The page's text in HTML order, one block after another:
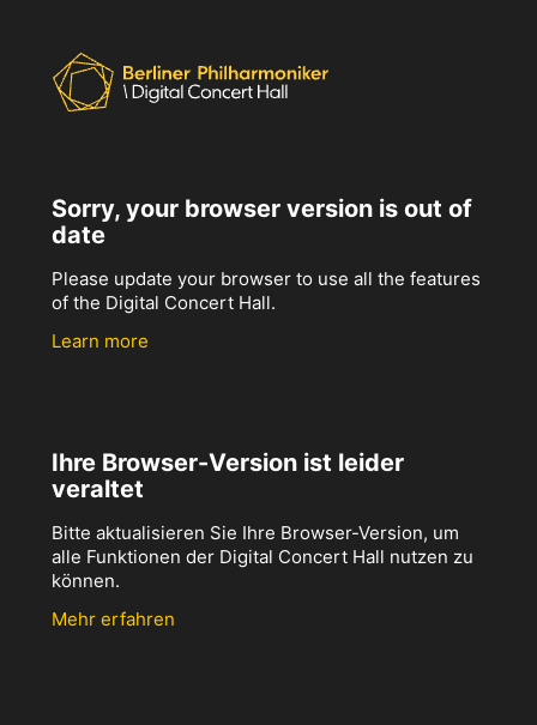
Sorry, your browser version is out of
date
Please update your browser to use all the features
of the Digital Concert Hall.
Learn more
Ihre Browser-Version ist leider
veraltet
Bitte aktualisieren Sie Ihre Browser-Version, um
alle Funktionen der Digital Concert Hall nutzen zu
können.
Mehr erfahren